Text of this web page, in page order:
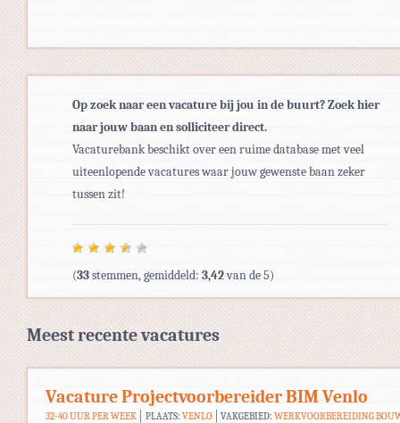
Op zoek naar een vacature bij jou in de buurt? Zoek hier
naar jouw baan en solliciteer direct.
Vacaturebank beschikt over een ruime database met veel
uiteenlopende vacatures waar jouw gewenste baan zeker
tussen zit!
(33stemmen, gemiddeld: 3,42van de 5)
Meest recente vacatures
Vacature Projectvoorbereider BIM Venlo
32-40 UUR PER WEEK PLAATS: VENLO VAKGEBIED:WERKVOORBEREIDING